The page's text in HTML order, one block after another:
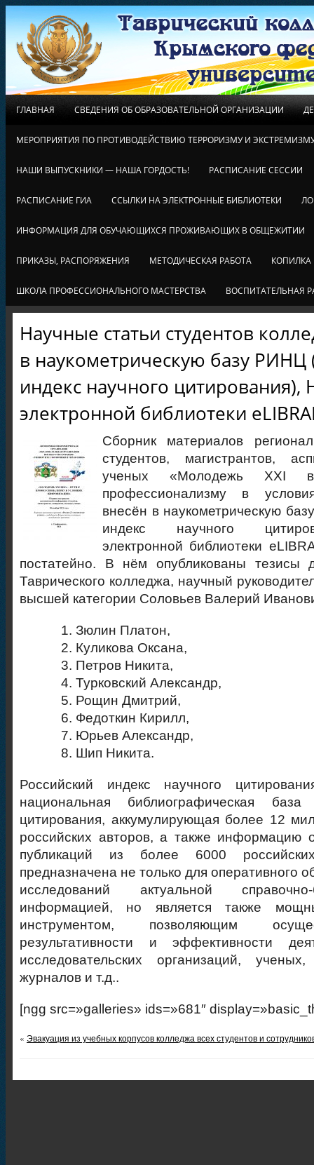
ГЛАВНАЯ СВЕДЕНИЯ ОБ ОБРАЗОВАТЕЛЬНОЙ ОРГАНИЗАЦИИ
МЕРОПРИЯТИЯ ПО ПРОТИВОДЕЙСТВИЮ ТЕРРОРИЗМУ И
НАШИ ВЫПУСКНИКИ — НАША ГОРДОСТЬ! РАСПИСАНИЕ СЕССИИ
РАСПИСАНИЕ ГИА ССЫЛКИ НА ЭЛЕКТРОННЫЕ БИБЛИОТЕКИ
ИНФОРМАЦИЯ ДЛЯ ОБУЧАЮЩИХСЯ ПРОЖИВАЮЩИХ В ОБЩЕЖИТИИ
ПРИКАЗЫ, РАСПОРЯЖЕНИЯ МЕТОДИЧЕСКАЯ РАБОТА КОПИЛКА
ШКОЛА ПРОФЕССИОНАЛЬНОГО МАСТЕРСТВА ВОСПИТАТЕЛЬНАЯ
Научные статьи студентов
в наукометрическую базу РИНЦ
индекс научного цитирования),
электронной библиотеки
Сборник материалов
студентов, магистрантов,
ученых «Молодежь
профессионализму в
внесён в наукометрическую
индекс научного
электронной библиотеки
постатейно. В нём опубликованы тезисы
Таврического колледжа, научный
высшей категории Соловьев Валерий
Зюлин Платон,
Куликова Оксана,
Петров Никита,
Турковский Александр,
Рощин Дмитрий,
Федоткин Кирилл,
Юрьев Александр,
Шип Никита.
Российский индекс научного
национальная библиографическая
цитирования, аккумулирующая более 12
российских авторов, а также информацию
публикаций из более 6000
предназначена не только для оперативного
исследований актуальной справочно-
информацией, но является также
инструментом, позволяющим
результативности и эффективности
исследовательских организаций,
журналов и т.д..
[ngg src=»galleries» ids=»681″
« Эвакуация из учебных корпусов колледжа всех студентов и